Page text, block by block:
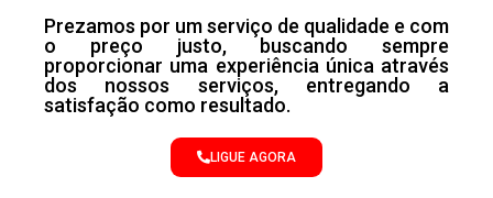
Prezamos por um serviço de qualidade e com
o preço justo, buscando sempre
proporcionar uma experiência única através
dos nossos serviços, entregando a
satisfação como resultado.
LIGUE AGORA